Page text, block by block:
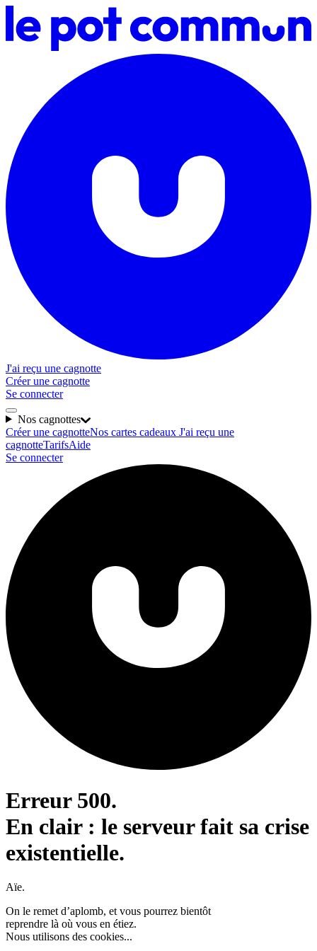
J'ai reçu une cagnotte
Créer une cagnotte
Se connecter
Nos cagnottes
Créer une cagnotteNos cartes cadeaux J'ai reçu une
cagnotteTarifsAide
Se connecter
Erreur 500.
En clair : le serveur fait sa crise
existentielle.
Aïe.
On le remet d’aplomb, et vous pourrez bientôt
reprendre là où vous en étiez.
Nous utilisons des cookies...